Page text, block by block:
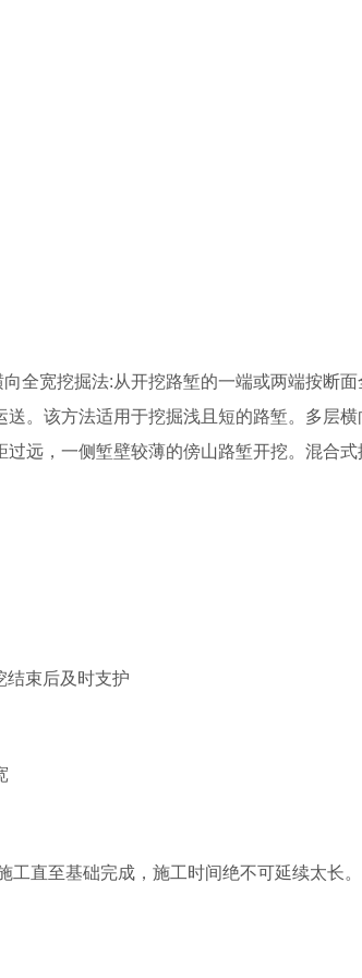
全宽挖掘法:从开挖路堑的一端或两端按断面
。该方法适用于挖掘浅且短的路堑。多层横
远，一侧堑壁较薄的傍山路堑开挖。混合式
结束后及时支护
工直至基础完成，施工时间绝不可延续太长。